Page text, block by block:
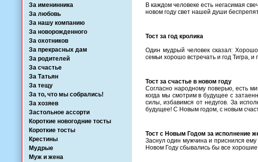
За именинника
За любовь
За нашу компанию
За новорожденного
За охотников
За прекрасных дам
За родителей
За счастье
За Татьян
За тещу
За то, что мы собрались!
За хозяев
Застольное ассорти
Короткие новогодние тосты
Короткие тосты
Крестины
Мудрые
Муж и жена
В каждом человеке есть негасимая
новом году свет нашей души
Тост за год кролика
Один мудрый человек сказал: Хорошо
семьи хорошо встречать и год Тигра,
Тост за счастье в новом году
Согласно народному поверью, есть
когда мы смотрим в будущее с
силы, избавимся от недугов. За
будущее! С Новым годом, с новым
Тост с Новым Годом за исполнение
Заснул один мужчина и приснился
Новом Году сбывались бы все